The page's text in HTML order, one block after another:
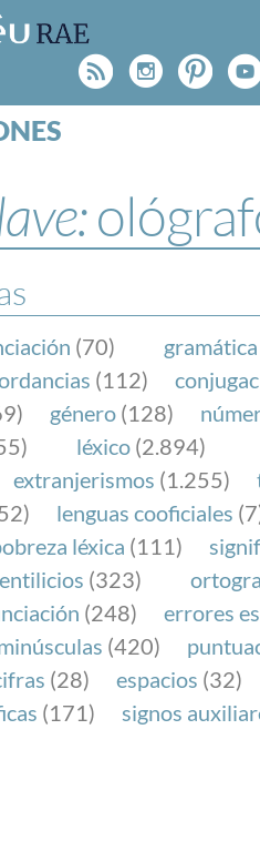
Rss
patrocinada por la
cuyo objetivo es
en los medios de
(70) gramática
(112)
género (128)
léxico (2.894)
extranjerismos (1.255)
lenguas cooficiales
léxica (111)
(323)
(248)
errores
(420)
(28) espacios (32)
(171)
signos